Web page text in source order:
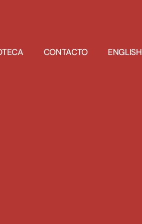
CONTACTO ENGLISH